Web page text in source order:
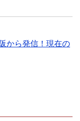
から発信！現在の